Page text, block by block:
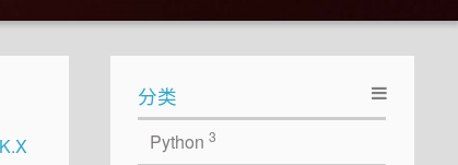
K.X
分类
Python 3